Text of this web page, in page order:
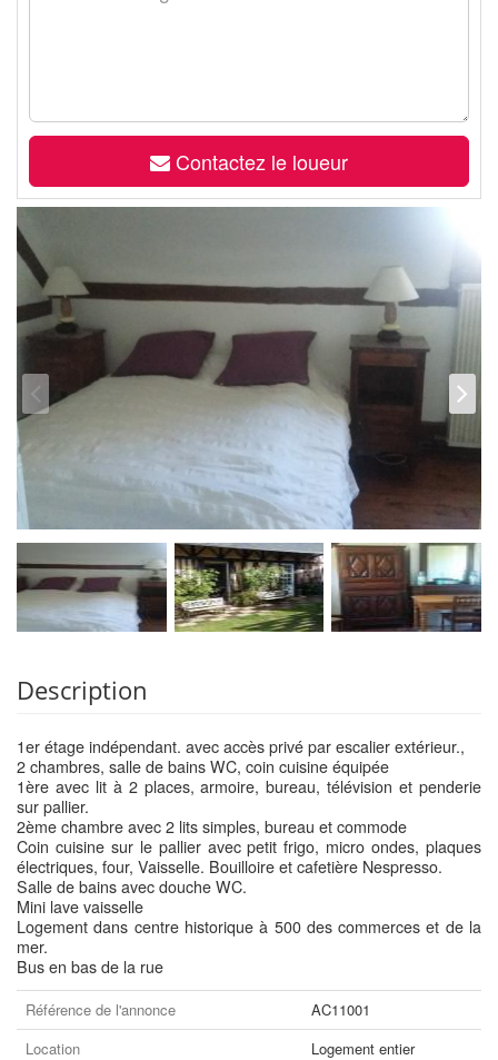
Contactez le loueur
Description
1er étage indépendant. avec accès privé par escalier extérieur.,
2 chambres, salle de bains WC, coin cuisine équipée
1ère avec lit à 2 places, armoire, bureau, télévision et penderie
sur pallier.
2ème chambre avec 2 lits simples, bureau et commode
Coin cuisine sur le pallier avec petit frigo, micro ondes, plaques
électriques, four, Vaisselle. Bouilloire et cafetière Nespresso.
Salle de bains avec douche WC.
Mini lave vaisselle
Logement dans centre historique à 500 des commerces et de la
mer.
Bus en bas de la rue
Référence de l'annonce
AC11001
Location
Logement entier